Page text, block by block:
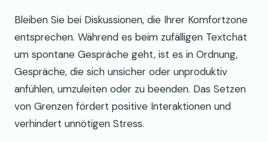
Bleiben Sie bei Diskussionen, die Ihrer Komfortzone
entsprechen. Während es beim zufälligen Textchat
um spontane Gespräche geht, ist es in Ordnung,
Gespräche, die sich unsicher oder unproduktiv
anfühlen, umzuleiten oder zu beenden. Das Setzen
von Grenzen fördert positive Interaktionen und
verhindert unnötigen Stress.